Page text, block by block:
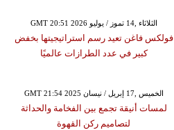
GMT 20:51 2026 الثلاثاء ,14 تموز / يوليو
فولكس فاغن تعيد رسم استراتيجيتها بخفض
كبير في عدد الطرازات عالميًا
GMT 21:54 2025 الخميس ,17 إبريل / نيسان
لمسات أنيقة تجمع بين الفخامة والحداثة
لتصاميم ركن القهوة